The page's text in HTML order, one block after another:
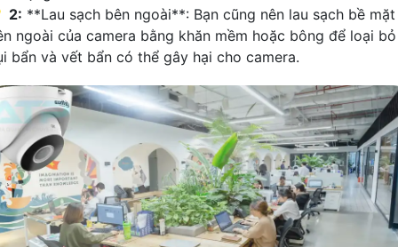
2: **Lau sạch bên ngoài**: Bạn cũng nên lau sạch bề mặt
ngoài của camera bằng khăn mềm hoặc bông để loại bỏ
bẩn và vết bẩn có thể gây hại cho camera.